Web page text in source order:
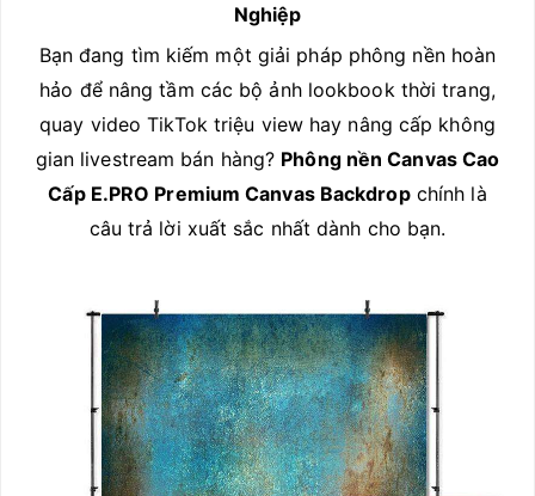
Nghiệp
Bạn đang tìm kiếm một giải pháp phông nền hoàn
hảo để nâng tầm các bộ ảnh lookbook thời trang,
quay video TikTok triệu view hay nâng cấp không
gian livestream bán hàng? Phông nền Canvas Cao
Cấp E.PRO Premium Canvas Backdropchính là
câu trả lời xuất sắc nhất dành cho bạn.